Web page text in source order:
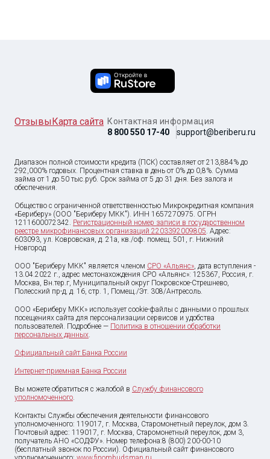
ОтзывыКарта сайта Контактная информация
8 800 550 17-40
support@beriberu.ru
Диапазон полной стоимости кредита (ПСК) составляет от 213,884% до
292,000% годовых. Процентная ставка в день от 0% до 0,8%. Сумма
займа от1 до 50 тыс.руб. Срок займа от 5 до 31 дня. Без залога и
обеспечения.
Общество с ограниченной ответственностью Микрокредитная компания
«Бериберу» (ООО "Бериберу МКК"). ИНН 1657270975. ОГРН
1211600072342. Регистрационный номер записи в государственном
реестре микрофинансовых организаций 2203392009805. Адрес:
603093, ул. Ковровская, д. 21а, кв./оф. помещ. 501, г. Нижний
Новгород
ООО "Бериберу МКК" является членом СРО «Альянс», дата вступления -
13.04.2022 г., адрес местонахождения СРО «Альянс»: 125367, Россия, г.
Москва, Вн.тер.г, Муниципальный округ Покровское-Стрешнево,
Полесский пр-д, д. 16, стр. 1, Помещ./Эт. 308/Антресоль.
ООО «Бериберу МКК» использует cookie-файлы с данными о прошлых
посещениях сайта для персонализации сервисов и удобства
пользователей. Подробнее — Политика в отношении обработки
персональных данных.
Официальный сайт Банка России
Интернет-приемная Банка России
Вы можете обратиться с жалобой в Службу финансового
уполномоченного.
Контакты Службы обеспечения деятельности финансового
уполномоченного: 119017, г. Москва, Старомонетный переулок, дом 3.
Почтовый адрес: 119017, г. Москва, Старомонетный переулок, дом 3,
получатель АНО «СОДФУ». Номер телефона:8 (800) 200-00-10
(бесплатный звонок по России). Официальный сайт финансового